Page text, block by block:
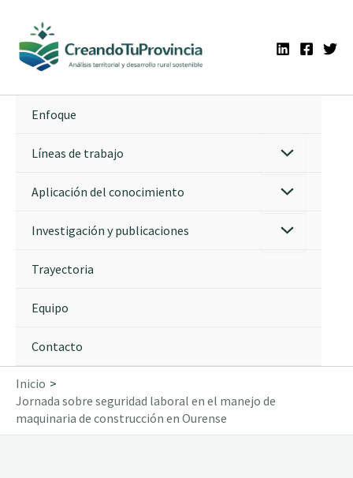
contenido
Enfoque
Líneas de trabajo
Aplicación del conocimiento
Investigación y publicaciones
Trayectoria
Equipo
Contacto
Inicio
Jornada sobre seguridad laboral en el manejo de
maquinaria de construcción en Ourense